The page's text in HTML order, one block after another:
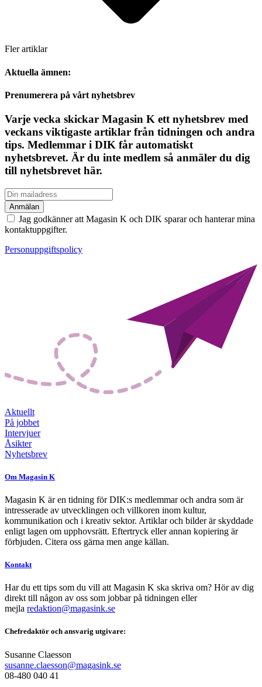
Fler artiklar
Aktuella ämnen:
Prenumerera på vårt nyhetsbrev
Varje vecka skickar Magasin K ett nyhetsbrev med
veckans viktigaste artiklar från tidningen och andra
tips. Medlemmar i DIK får automatiskt
nyhetsbrevet. Är du inte medlem så anmäler du dig
till nyhetsbrevet här.
Jag godkänner att Magasin K och DIK sparar och hanterar mina
kontaktuppgifter.
Personuppgiftspolicy
Aktuellt
På jobbet
Intervjuer
Åsikter
Nyhetsbrev
Om Magasin K
Magasin K är en tidning för DIK:s medlemmar och andra som är
intresserade av utvecklingen och villkoren inom kultur,
kommunikation och i kreativ sektor. Artiklar och bilder är skyddade
enligt lagen om upphovsrätt. Eftertryck eller annan kopiering är
förbjuden. Citera oss gärna men ange källan.
Kontakt
Har du ett tips som du vill att Magasin K ska skriva om? Hör av dig
direkt till någon av oss som jobbar på tidningen eller
mejla redaktion@magasink.se
Chefredaktör och ansvarig utgivare:
Susanne Claesson
susanne.claesson@magasink.se
08-480 040 41